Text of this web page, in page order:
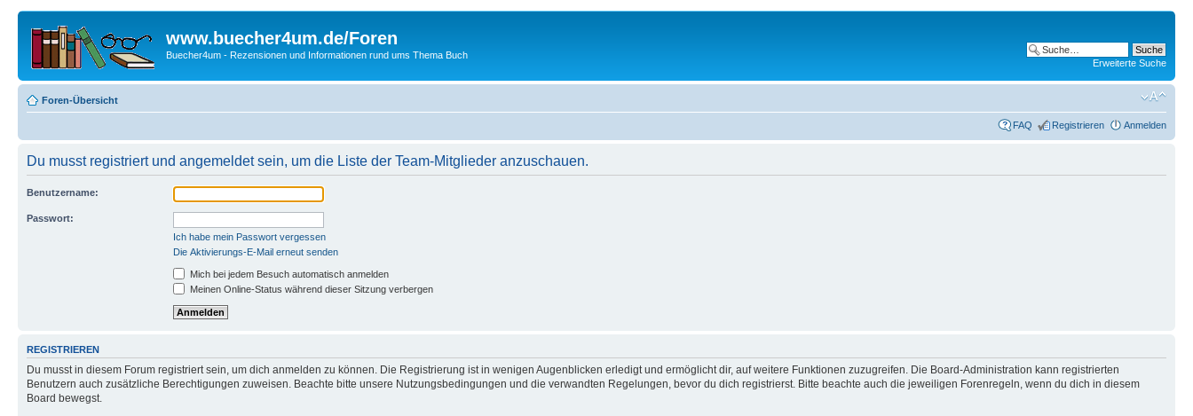
www.buecher4um.de/Foren
Buecher4um - Rezensionen und Informationen rund ums Thema Buch
Erweiterte Suche
Foren-Übersicht
FAQ Registrieren Anmelden
Du musst registriert und angemeldet sein, um die Liste der Team-Mitglieder anzuschauen.
Benutzername:
Passwort:
Ich habe mein Passwort vergessen
Die Aktivierungs-E-Mail erneut senden
Mich bei jedem Besuch automatisch anmelden
Meinen Online-Status während dieser Sitzung verbergen
REGISTRIEREN
Du musst in diesem Forum registriert sein, um dich anmelden zu können. Die Registrierung ist in wenigen Augenblicken erledigt und ermöglicht dir, auf weitere Funktionen zuzugreifen. Die Board-Administration kann registrierten
Benutzern auch zusätzliche Berechtigungen zuweisen. Beachte bitte unsere Nutzungsbedingungen und die verwandten Regelungen, bevor du dich registrierst. Bitte beachte auch die jeweiligen Forenregeln, wenn du dich in diesem
Board bewegst.